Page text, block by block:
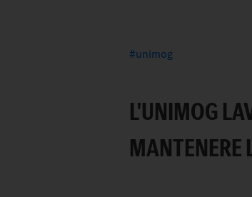
unimog
L'UNIMOG
MANTENERE